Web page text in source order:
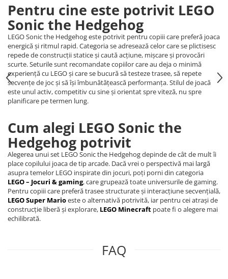
Pentru cine este potrivit LEGO
Sonic the Hedgehog
LEGO Sonic the Hedgehog este potrivit pentru copiii care preferă joaca
energică și ritmul rapid. Categoria se adresează celor care se plictisesc
repede de construcții statice și caută acțiune, mișcare și provocări
scurte. Seturile sunt recomandate copiilor care au deja o minimă
experiență cu LEGO și care se bucură să testeze trasee, să repete
secvențe de joc și să își îmbunătățească performanța. Stilul de joacă
este unul activ, competitiv cu sine și orientat spre viteză, nu spre
planificare pe termen lung.
Cum alegi LEGO Sonic the
Hedgehog potrivit
Alegerea unui set LEGO Sonic the Hedgehog depinde de cât de mult îi
place copilului joaca de tip arcade. Dacă vrei o perspectivă mai largă
asupra temelor LEGO inspirate din jocuri, poți porni din categoria
LEGO – Jocuri & gaming, care grupează toate universurile de gaming.
Pentru copiii care preferă trasee structurate și interacțiune secvențială,
LEGO Super Marioeste o alternativă potrivită, iar pentru cei atrași de
construcție liberă și explorare, LEGO Minecraft poate fi o alegere mai
echilibrată.
FAQ